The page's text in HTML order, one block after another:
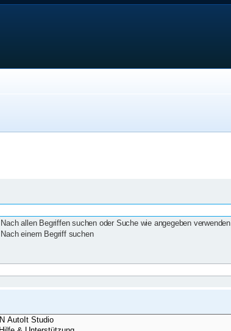
Nach allen Begriffen suchen oder Suche wie angegeben verwenden
Nach einem Begriff suchen